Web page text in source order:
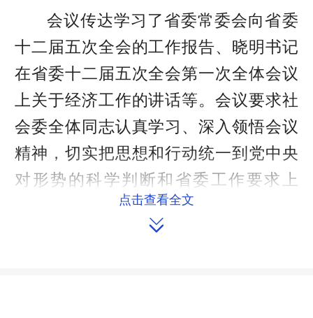
会议传达学习了省委常委会向省委
十二届五次全会的工作报告、晓明书记
在省委十二届五次全会第一次全体会议
上关于经济工作的讲话等。会议要求社
会委全体同志认真学习、深入领悟会议
精神，切实把思想和行动统一到党中央
对形势的科学判断和省委工作要求上
来，进一步解放思想、真抓实干，在常
委会党组的坚强领导下，科学谋划、高
点击查看全文
